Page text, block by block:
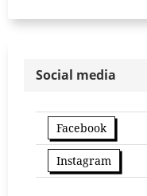
Social media
Facebook
Instagram